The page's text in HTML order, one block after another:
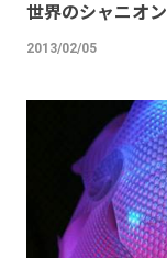
世界のシャニオン
2013/02/05